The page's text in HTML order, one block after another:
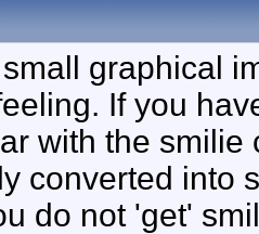
likely
side